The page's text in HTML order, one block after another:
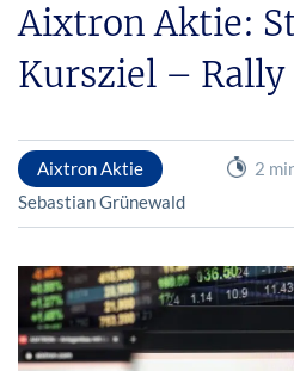
Aixtron Aktie:
Kursziel – Rally
Aixtron Aktie
2
Sebastian Grünewald